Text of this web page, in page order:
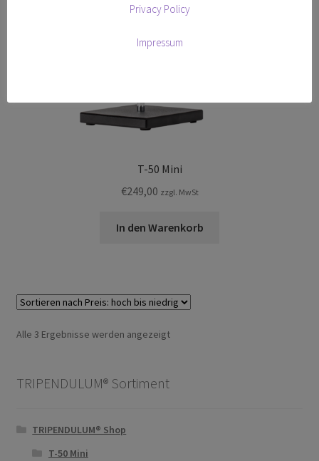
T-50 Mini
€249,00 zzgl. MwSt
In den Warenkorb
Alle 3 Ergebnisse werden angezeigtNach
absteigend
TRIPENDULUM® Sortiment
TRIPENDULUM® Shop
T-50 Mini
Privacy Policy
Impressum